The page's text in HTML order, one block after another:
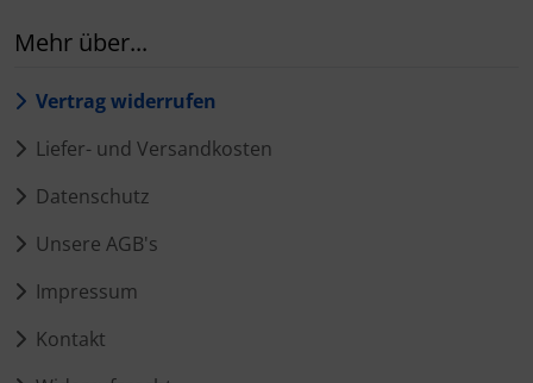
Mehr über...
Vertrag widerrufen
Liefer- und Versandkosten
Datenschutz
Unsere AGB's
Impressum
Kontakt